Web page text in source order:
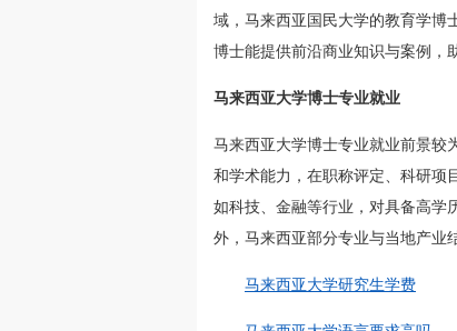
域，马来西亚国民大学的教育学博
博士能提供前沿商业知识与案例，
马来西亚大学博士专业就业
马来西亚大学博士专业就业前景较
和学术能力，在职称评定、科研项
如科技、金融等行业，对具备高学
外，马来西亚部分专业与当地产业
马来西亚大学研究生学费